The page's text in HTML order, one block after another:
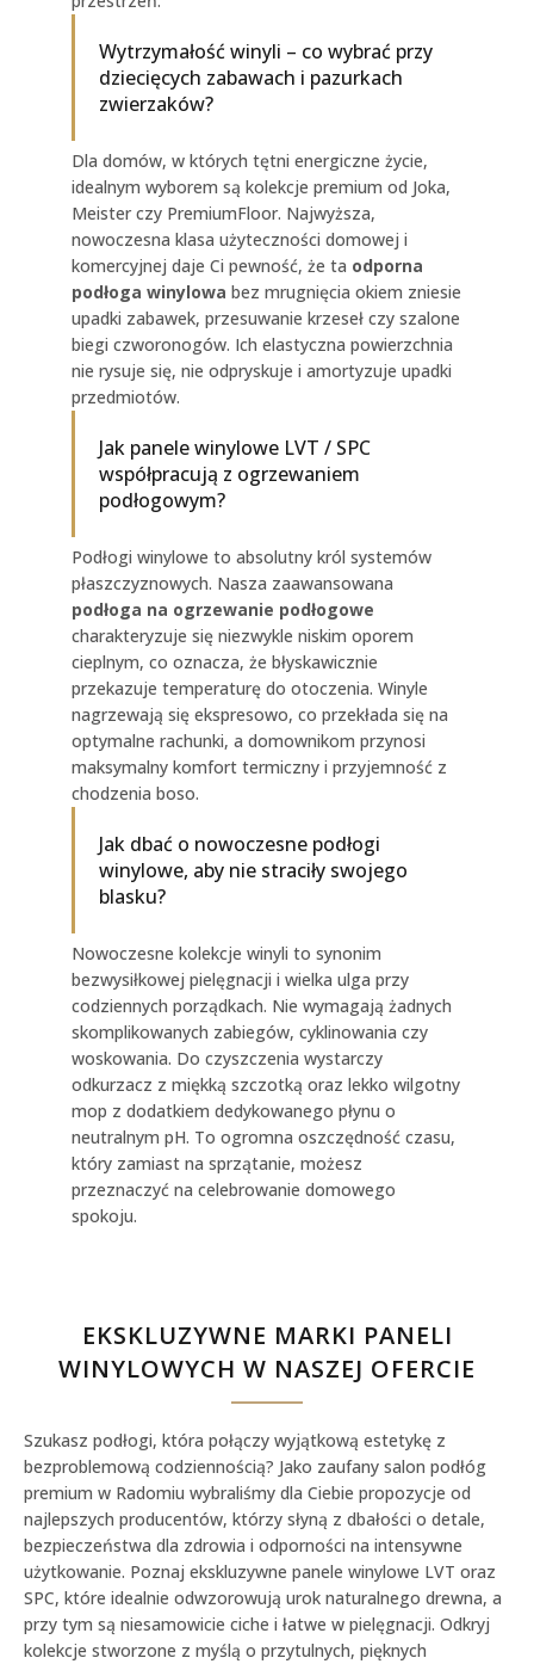
Wytrzymałość winyli – co wybrać przy
dziecięcych zabawach i pazurkach
zwierzaków?
Dla domów, w których tętni energiczne życie,
idealnym wyborem są kolekcje premium od Joka,
Meister czy PremiumFloor. Najwyższa,
nowoczesna klasa użyteczności domowej i
komercyjnej daje Ci pewność, że ta odporna
podłoga winylowa bez mrugnięcia okiem zniesie
upadki zabawek, przesuwanie krzeseł czy szalone
biegi czworonogów. Ich elastyczna powierzchnia
nie rysuje się, nie odpryskuje i amortyzuje upadki
przedmiotów.
Jak panele winylowe LVT / SPC
współpracują z ogrzewaniem
podłogowym?
Podłogi winylowe to absolutny król systemów
płaszczyznowych. Nasza zaawansowana
podłoga na ogrzewanie podłogowe
charakteryzuje się niezwykle niskim oporem
cieplnym, co oznacza, że błyskawicznie
przekazuje temperaturę do otoczenia. Winyle
nagrzewają się ekspresowo, co przekłada się na
optymalne rachunki, a domownikom przynosi
maksymalny komfort termiczny i przyjemność z
chodzenia boso.
Jak dbać o nowoczesne podłogi
winylowe, aby nie straciły swojego
blasku?
Nowoczesne kolekcje winyli to synonim
bezwysiłkowej pielęgnacji i wielka ulga przy
codziennych porządkach. Nie wymagają żadnych
skomplikowanych zabiegów, cyklinowania czy
woskowania. Do czyszczenia wystarczy
odkurzacz z miękką szczotką oraz lekko wilgotny
mop z dodatkiem dedykowanego płynu o
neutralnym pH. To ogromna oszczędność czasu,
który zamiast na sprzątanie, możesz
przeznaczyć na celebrowanie domowego
spokoju.
EKSKLUZYWNE MARKI PANELI
WINYLOWYCH W NASZEJ OFERCIE
Szukasz podłogi, która połączy wyjątkową estetykę z
bezproblemową codziennością? Jako zaufany salon podłóg
premium w Radomiu wybraliśmy dla Ciebie propozycje od
najlepszych producentów, którzy słyną z dbałości o detale,
bezpieczeństwa dla zdrowia i odporności na intensywne
użytkowanie. Poznaj ekskluzywne panele winylowe LVT oraz
SPC, które idealnie odwzorowują urok naturalnego drewna, a
przy tym są niesamowicie ciche i łatwe w pielęgnacji. Odkryj
kolekcje stworzone z myślą o przytulnych, pięknych